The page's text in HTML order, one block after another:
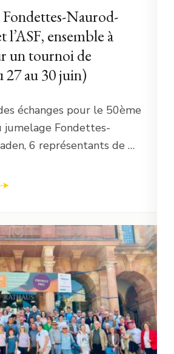
Naurod-
l’ASF, ensemble à
un tournoi de
27 au 30 juin)
échanges pour le 50ème
jumelage Fondettes-
6 représentants de …